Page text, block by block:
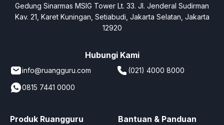
Gedung Sinarmas MSIG Tower Lt. 33. Jl. Jenderal Sudirman
Kav. 21, Karet Kuningan, Setiabudi, Jakarta Selatan, Jakarta
12920
Hubungi Kami
info@ruangguru.com
(021) 4000 8000
0815 7441 0000
Produk Ruangguru Bantuan & Panduan